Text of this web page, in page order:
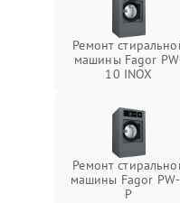
Ремонт
машины Fagor
10 INOX
Ремонт
машины Fagor
P